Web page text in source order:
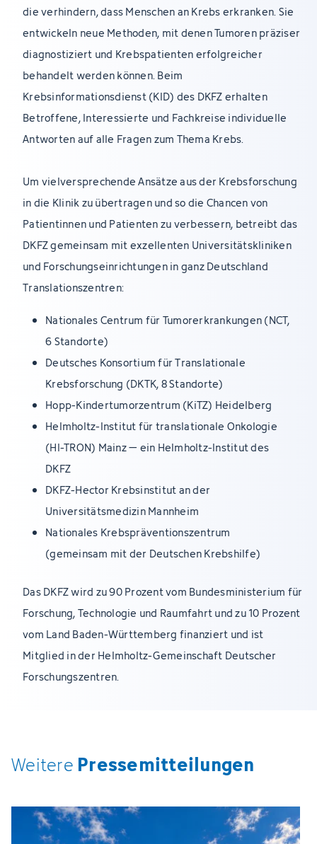
die verhindern, dass Menschen an Krebs erkranken. Sie
entwickeln neue Methoden, mit denen Tumoren präziser
diagnostiziert und Krebspatienten erfolgreicher
behandelt werden können. Beim
Krebsinformationsdienst (KID) des DKFZ erhalten
Betroffene, Interessierte und Fachkreise individuelle
Antworten auf alle Fragen zum Thema Krebs.
Um vielversprechende Ansätze aus der Krebsforschung
in die Klinik zu übertragen und so die Chancen von
Patientinnen und Patienten zu verbessern, betreibt das
DKFZ gemeinsam mit exzellenten Universitätskliniken
und Forschungseinrichtungen in ganz Deutschland
Translationszentren:
Nationales Centrum für Tumorerkrankungen (NCT,
6 Standorte)
Deutsches Konsortium für Translationale
Krebsforschung (DKTK, 8 Standorte)
Hopp-Kindertumorzentrum (KiTZ) Heidelberg
Helmholtz-Institut für translationale Onkologie
(HI-TRON) Mainz – ein Helmholtz-Institut des
DKFZ
DKFZ-Hector Krebsinstitut an der
Universitätsmedizin Mannheim
Nationales Krebspräventionszentrum
(gemeinsam mit der Deutschen Krebshilfe)
Das DKFZ wird zu 90 Prozent vom Bundesministerium für
Forschung, Technologie und Raumfahrt und zu 10 Prozent
vom Land Baden-Württemberg finanziert und ist
Mitglied in der Helmholtz-Gemeinschaft Deutscher
Forschungszentren.
Weitere Pressemitteilungen